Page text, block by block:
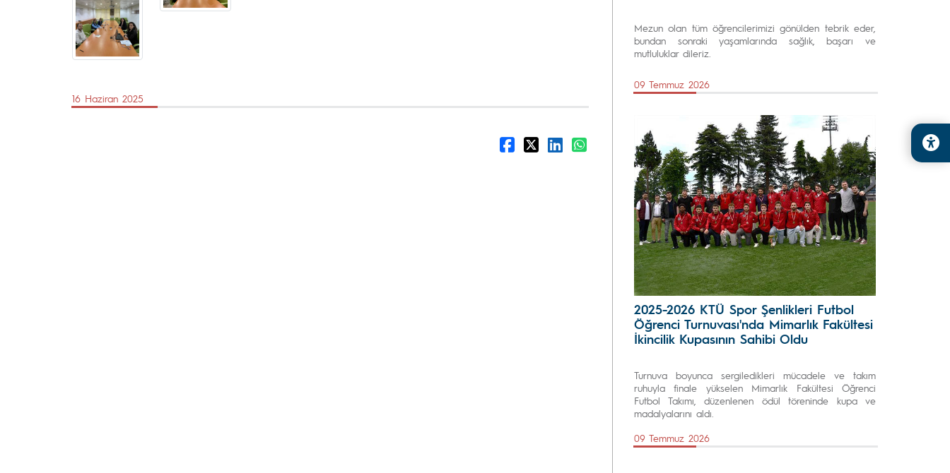
16 Haziran 2025
Mezun olan tüm öğrencilerimizi gönülden tebrik eder,
bundan sonraki yaşamlarında sağlık, başarı ve
mutluluklar dileriz.
09 Temmuz 2026
2025-2026 KTÜ Spor Şenlikleri Futbol
Öğrenci Turnuvası'nda Mimarlık Fakültesi
İkincilik Kupasının Sahibi Oldu
Turnuva boyunca sergiledikleri mücadele ve takım
ruhuyla finale yükselen Mimarlık Fakültesi Öğrenci
Futbol Takımı, düzenlenen ödül töreninde kupa ve
madalyalarını aldı.
09 Temmuz 2026